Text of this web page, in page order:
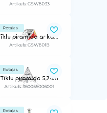
Artikuls: GSW8033
Rotaļas
Tīklu piramīda ar kāpšanas sienu
Artikuls: GSW801B
Rotaļas
Tīklu piramīda 5,74m
Artikuls: 360055006001
Rotaļas